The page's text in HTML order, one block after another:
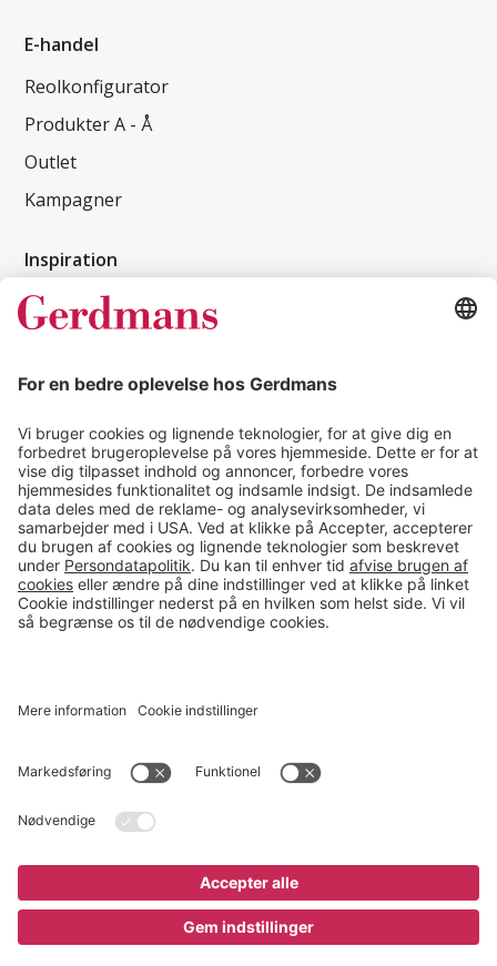
E-handel
Reolkonfigurator
Produkter A - Å
Outlet
Kampagner
Inspiration
Kundereferencer
Tips & guides
Kontakt
salg@gerdmans.dk
49 18 07 07
Salgsafdeling åbningstider
08.00-16.00
© 2026 Gerdmans Kontor- & Lagerudstyr A/S Alle priser er ekskl.
Cookie indstillinger